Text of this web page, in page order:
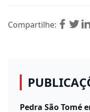
Compartilhe:
Pedra São Tomé